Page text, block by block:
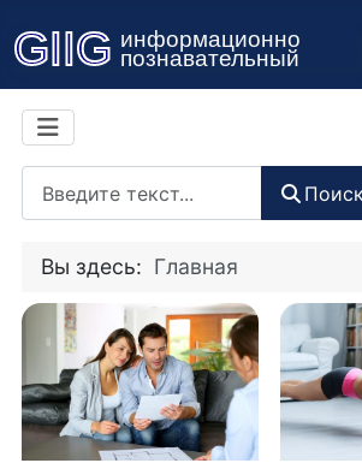
Вы здесь: Главная
Поиск